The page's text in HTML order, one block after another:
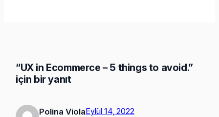
“UX in Ecommerce – 5 things to avoid.”
için bir yanıt
Polina ViolaEylül 14, 2022